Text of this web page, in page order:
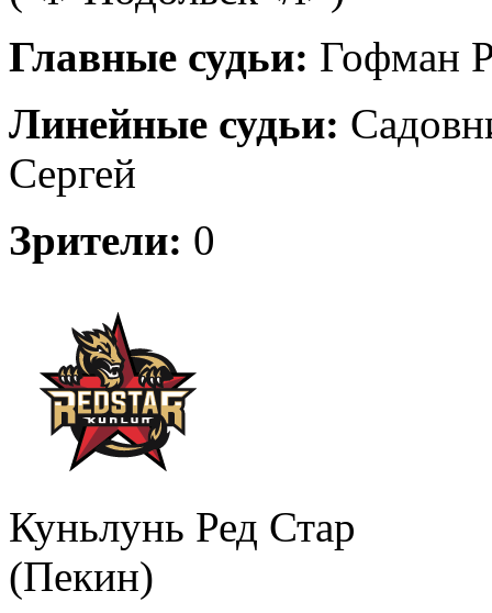
Главные судьи: Гофман
Линейные судьи:
Сергей
Зрители: 0
Куньлунь Ред Стар
(Пекин)